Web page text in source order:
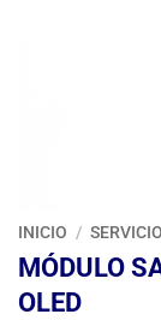
INICIO /
MÓDULO
OLED